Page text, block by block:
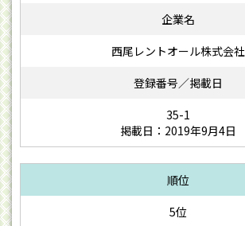
西尾レントオール株式会社
35-1
掲載日：2019年9月4日
5位